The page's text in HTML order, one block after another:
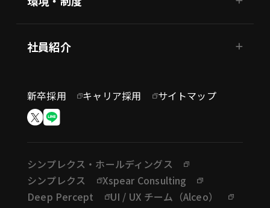
社員紹介
新卒採用 キャリア採用 サイトマップ
シンプレクス・ホールディングス
シンプレクス
Xspear Consulting
Deep Percept
UI / UX チーム（Alceo）